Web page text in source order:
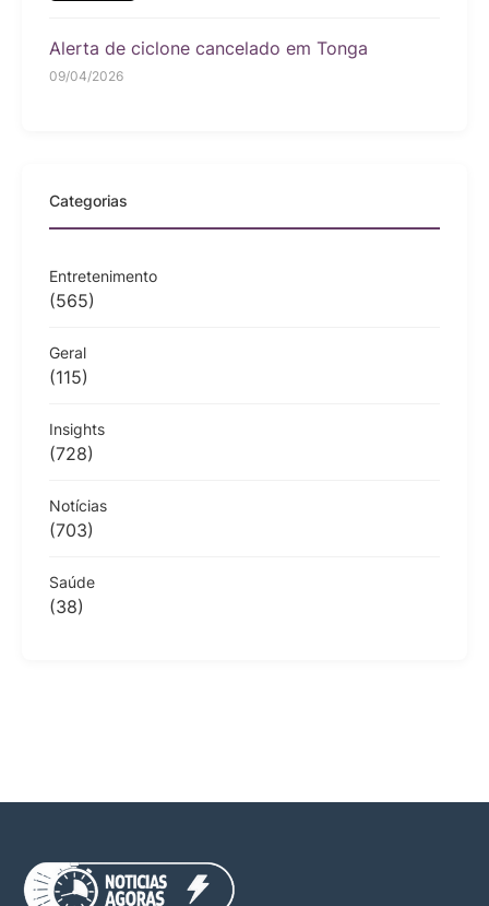
Alerta de ciclone cancelado em Tonga
09/04/2026
Categorias
Entretenimento
(565)
Geral
(115)
Insights
(728)
Notícias
(703)
Saúde
(38)